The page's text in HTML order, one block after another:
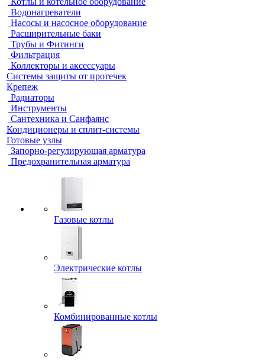
Водонагреватели
Насосы и насосное оборудование
Расширительные баки
Трубы и Фитинги
Фильтрация
Коллекторы и аксессуары
Системы защиты от протечек
Крепеж
Радиаторы
Инструменты
Сантехника и Санфаянс
Кондиционеры и сплит-системы
Готовые узлы
Запорно-регулирующая арматура
Предохранительная арматура
Газовые котлы
Электрические котлы
Комбинированные котлы